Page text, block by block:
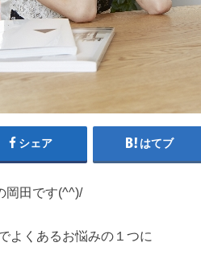
シェア はてブ
田です(^^)/
よくあるお悩みの１つに